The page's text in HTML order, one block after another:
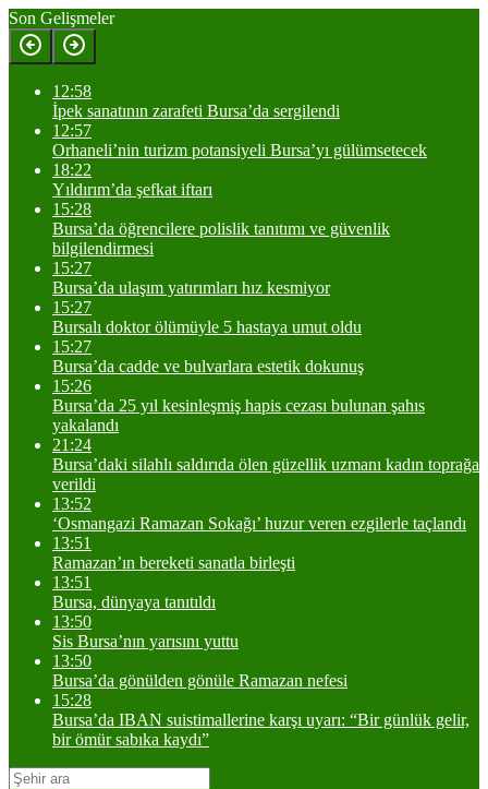
Son Gelişmeler
12:58
İpek sanatının zarafeti Bursa’da sergilendi
12:57
Orhaneli’nin turizm potansiyeli Bursa’yı gülümsetecek
18:22
Yıldırım’da şefkat iftarı
15:28
Bursa’da öğrencilere polislik tanıtımı ve güvenlik
bilgilendirmesi
15:27
Bursa’da ulaşım yatırımları hız kesmiyor
15:27
Bursalı doktor ölümüyle 5 hastaya umut oldu
15:27
Bursa’da cadde ve bulvarlara estetik dokunuş
15:26
Bursa’da 25 yıl kesinleşmiş hapis cezası bulunan şahıs
yakalandı
21:24
Bursa’daki silahlı saldırıda ölen güzellik uzmanı kadın toprağa
verildi
13:52
‘Osmangazi Ramazan Sokağı’ huzur veren ezgilerle taçlandı
13:51
Ramazan’ın bereketi sanatla birleşti
13:51
Bursa, dünyaya tanıtıldı
13:50
Sis Bursa’nın yarısını yuttu
13:50
Bursa’da gönülden gönüle Ramazan nefesi
15:28
Bursa’da IBAN suistimallerine karşı uyarı: “Bir günlük gelir,
bir ömür sabıka kaydı”